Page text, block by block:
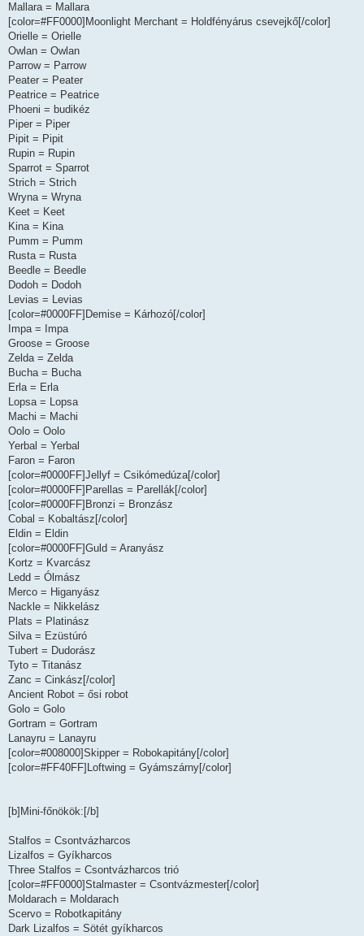
Mallara = Mallara
[color=#FF0000]Moonlight Merchant = Holdfényárus csevejkő[/color]
Orielle = Orielle
Owlan = Owlan
Parrow = Parrow
Peater = Peater
Peatrice = Peatrice
Phoeni = budikéz
Piper = Piper
Pipit = Pipit
Rupin = Rupin
Sparrot = Sparrot
Strich = Strich
Wryna = Wryna
Keet = Keet
Kina = Kina
Pumm = Pumm
Rusta = Rusta
Beedle = Beedle
Dodoh = Dodoh
Levias = Levias
[color=#0000FF]Demise = Kárhozó[/color]
Impa = Impa
Groose = Groose
Zelda = Zelda
Bucha = Bucha
Erla = Erla
Lopsa = Lopsa
Machi = Machi
Oolo = Oolo
Yerbal = Yerbal
Faron = Faron
[color=#0000FF]Jellyf = Csikómedúza[/color]
[color=#0000FF]Parellas = Parellák[/color]
[color=#0000FF]Bronzi = Bronzász
Cobal = Kobaltász[/color]
Eldin = Eldin
[color=#0000FF]Guld = Aranyász
Kortz = Kvarcász
Ledd = Ólmász
Merco = Higanyász
Nackle = Nikkelász
Plats = Platinász
Silva = Ezüstúró
Tubert = Dudorász
Tyto = Titanász
Zanc = Cinkász[/color]
Ancient Robot = ősi robot
Golo = Golo
Gortram = Gortram
Lanayru = Lanayru
[color=#008000]Skipper = Robokapitány[/color]
[color=#FF40FF]Loftwing = Gyámszárny[/color]
[b]Mini-főnökök:[/b]
Stalfos = Csontvázharcos
Lizalfos = Gyíkharcos
Three Stalfos = Csontvázharcos trió
[color=#FF0000]Stalmaster = Csontvázmester[/color]
Moldarach = Moldarach
Scervo = Robotkapitány
Dark Lizalfos = Sötét gyíkharcos